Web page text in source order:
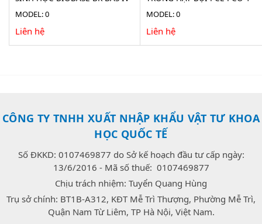
MODEL: 0
Liên hệ
MODEL: 0
Liên hệ
CÔNG TY TNHH XUẤT NHẬP KHẨU VẬT TƯ KHOA
HỌC QUỐC TẾ
Số ĐKKD: 0107469877 do Sở kế hoạch đầu tư cấp ngày:
13/6/2016 - Mã số thuế: 0107469877
Chịu trách nhiệm: Tuyển Quang Hùng
Trụ sở chính: BT1B-A312, KĐT Mễ Trì Thượng, Phường Mễ Trì,
Quận Nam Từ Liêm, TP Hà Nội, Việt Nam.